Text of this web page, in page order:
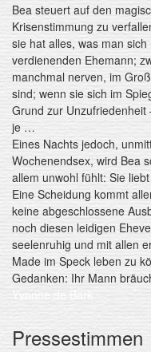
Bea steuert auf den
Krisenstimmung zu
sie hat alles, was man
verdienenden Ehemann;
manchmal nerven, im
sind; wenn sie sich im
Grund zur Unzufriedenheit
je …
Eines Nachts jedoch,
Wochenendsex, wird Bea
allem unwohl fühlt: Sie
Eine Scheidung kommt
keine abgeschlossene
noch diesen leidigen
seelenruhig und mit allen
Made im Speck leben zu
Gedanken: Ihr Mann
Yvonne de Bark
Pressestimmen